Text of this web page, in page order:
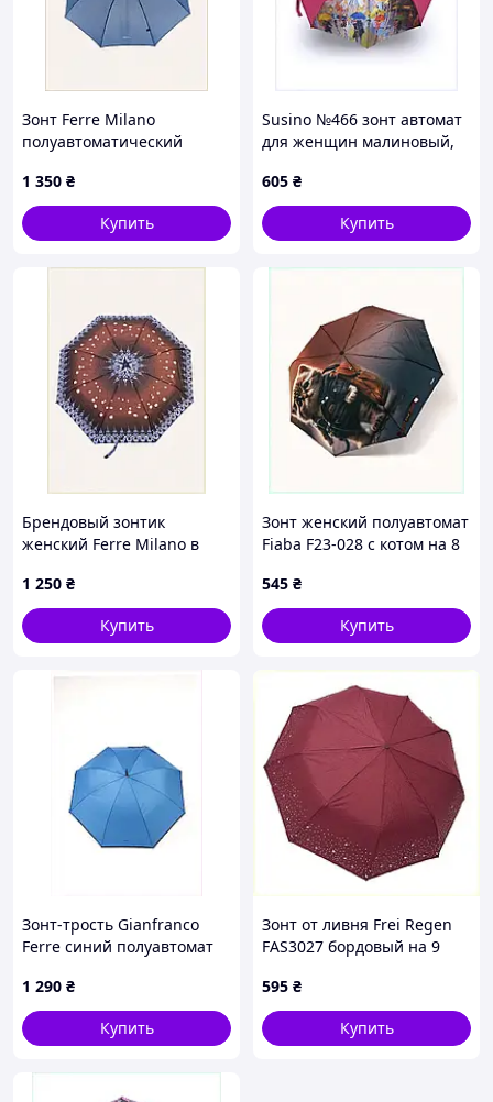
Зонт Ferre Milano
полуавтоматический
1 350 ₴
Купить
Susino №466 зонт автомат
для женщин малиновый,
605 ₴
Купить
Брендовый зонтик
женский Ferre Milano в
161395AHT1
1 250 ₴
Купить
Зонт женский полуавтомат
Fiaba F23-028 с котом на 8
8MMT687087
545 ₴
Купить
Зонт-трость Gianfranco
Ferre синий полуавтомат
1 290 ₴
Купить
Зонт от ливня Frei Regen
FAS3027 бордовый на 9
595 ₴
Купить